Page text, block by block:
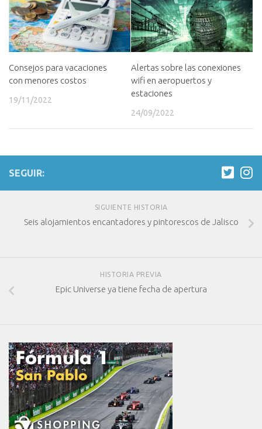
Consejos para vacaciones
con menores costos
19/11/2022
Alertas sobre las conexiones
wifi en aeropuertos y
estaciones
24/09/2022
SEGUIR:
SIGUIENTE HISTORIA
Seis alojamientos encantadores y pintorescos de Jalisco
HISTORIA PREVIA
Epic Universe ya tiene fecha de apertura